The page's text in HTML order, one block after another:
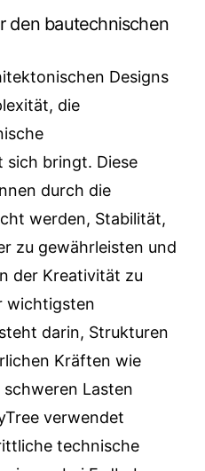
den bautechnischen
Designs
die
sich bringt. Diese
durch die
werden, Stabilität,
zu gewährleisten und
der Kreativität zu
wichtigsten
darin, Strukturen
Kräften wie
Lasten
verwendet
technische